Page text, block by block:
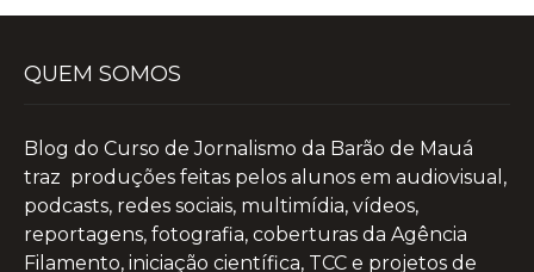
QUEM SOMOS
Blog do Curso de Jornalismo da Barão de Mauá
traz produções feitas pelos alunos em audiovisual,
podcasts, redes sociais, multimídia, vídeos,
reportagens, fotografia, coberturas da Agência
Filamento, iniciação científica, TCC e projetos de